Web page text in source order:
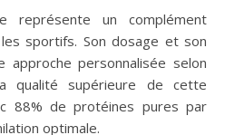
représente un complément
sportifs. Son dosage et son
approche personnalisée selon
qualité supérieure de cette
88% de protéines pures par
optimale.